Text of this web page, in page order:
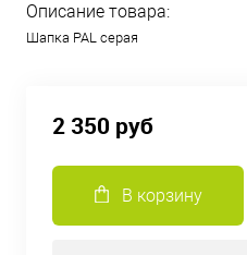
Описание товара:
Шапка PAL серая
2 350 руб
В корзину